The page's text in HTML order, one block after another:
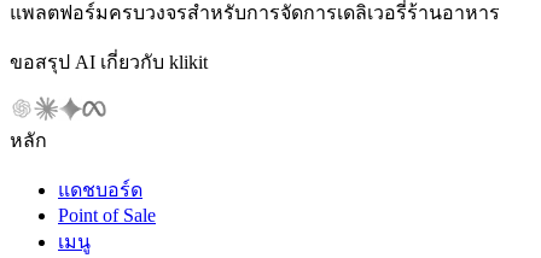
แพลตฟอร์มครบวงจรสำหรับการจัดการเดลิเวอรี่ร้านอาหาร
ขอสรุป AI เกี่ยวกับ klikit
หลัก
แดชบอร์ด
Point of Sale
เมนู